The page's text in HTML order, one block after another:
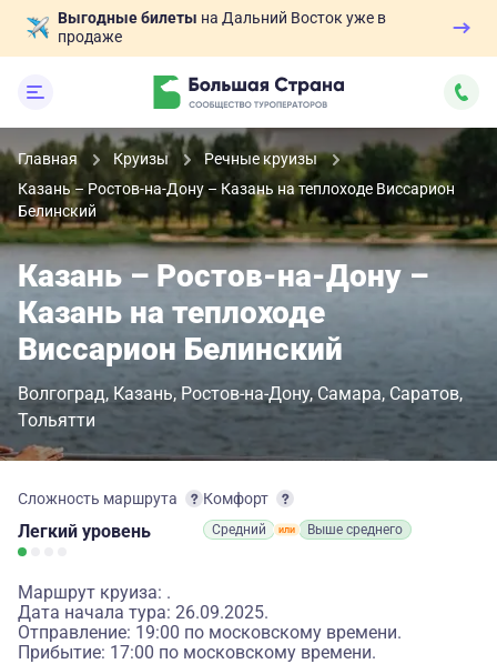
Выгодные билеты на Дальний Восток уже в
продаже
Главная Круизы
Речные круизы
Казань – Ростов-на-Дону – Казань на теплоходе Виссарион
Белинский
Казань – Ростов-на-Дону –
Казань на теплоходе
Виссарион Белинский
Волгоград Казань Ростов-на-Дону Самара Саратов
Тольятти
Сложность маршрута
Легкий уровень
Комфорт
Средний Выше среднего
Маршрут круиза: .
Дата начала тура: 26.09.2025.
Отправление: 19:00 по московскому времени.
Прибытие: 17:00 по московскому времени.